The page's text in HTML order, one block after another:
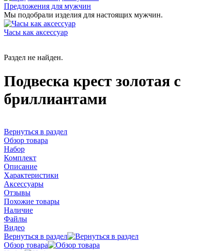
Предложения для мужчин
Мы подобрали изделия для настоящих мужчин.
Часы как аксессуар
Раздел не найден.
Подвеска крест золотая с
бриллиантами
Вернуться в раздел
Обзор товара
Набор
Комплект
Описание
Характеристики
Аксессуары
Отзывы
Похожие товары
Наличие
Файлы
Видео
Вернуться в раздел
Обзор товара